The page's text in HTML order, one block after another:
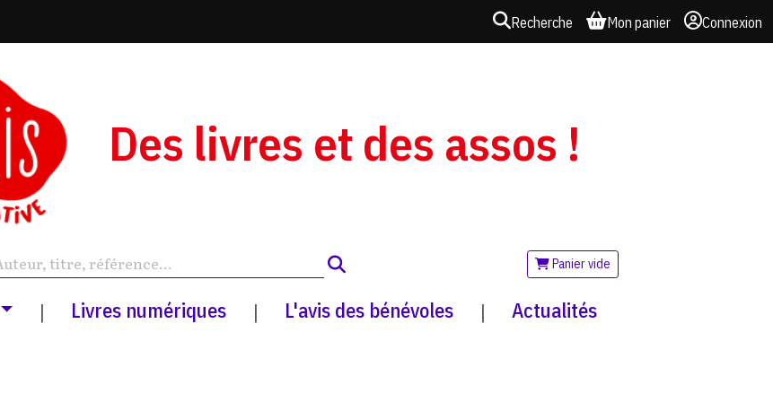
Recherche Mon panier Connexion
Des livres et des assos !
Panier vide
| Livres numériques | L'avis des bénévoles | Actualités